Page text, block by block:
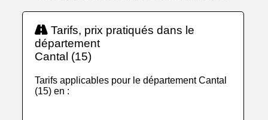
Tarifs, prix pratiqués dans le
département
Cantal (15)
Tarifs applicables pour le département Cantal
(15) en :